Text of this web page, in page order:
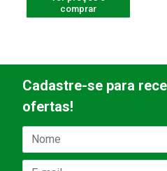
comprar
Cadastre-se para
ofertas!